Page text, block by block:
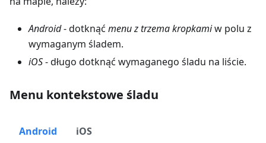
Android- dotknąć menu z trzema kropkamiw polu z
wymaganym śladem.
iOS- długo dotknąć wymaganego śladu na liście.
Menu kontekstowe śladu
Android iOS